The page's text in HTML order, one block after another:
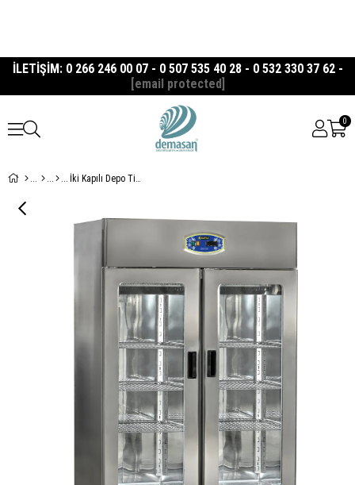
İLETİŞİM: 0 266 246 00 07 - 0 507 535 40 28 - 0 532 330 37 62 -
[email protected]
0
İki Kapılı Depo Tipi Cam Kapılı Buzdolabı